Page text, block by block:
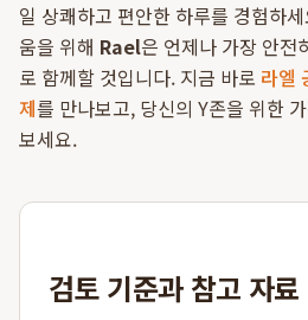
일 상쾌하고 편안한 하루를 경험하
움을 위해 Rael은 언제나 가장 안전
로 함께할 것입니다. 지금 바로 라엘
제를 만나보고, 당신의 Y존을 위한
보세요.
검토 기준과 참고 자료